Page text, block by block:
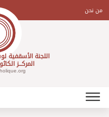
contentمن نحن
اللجنة الأسقفية
المركـــز